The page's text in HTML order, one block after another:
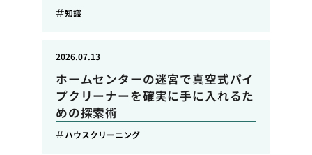
知識
ホームセンターの迷宮で真空式パイ
プクリーナーを確実に手に入れるた
めの探索術
2026.07.13
ハウスクリーニング